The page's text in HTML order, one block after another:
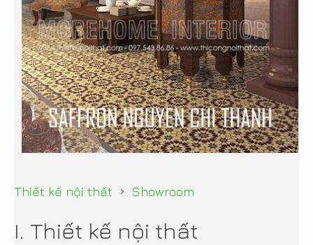
Thiết kế nội thất › Showroom
I. Thiết kế nội thất